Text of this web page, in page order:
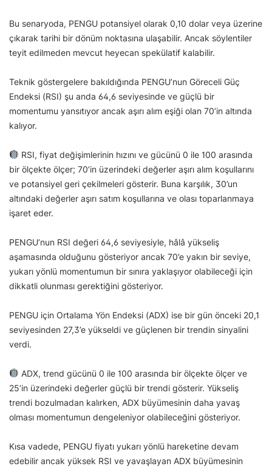
Bu senaryoda, PENGU potansiyel olarak 0,10 dolar veya üzerine
çıkarak tarihi bir dönüm noktasına ulaşabilir. Ancak söylentiler
teyit edilmeden mevcut heyecan spekülatif kalabilir.
Teknik göstergelere bakıldığında PENGU’nun Göreceli Güç
Endeksi (RSI) şu anda 64,6 seviyesinde ve güçlü bir
momentumu yansıtıyor ancak aşırı alım eşiği olan 70’in altında
kalıyor.
RSI, fiyat değişimlerinin hızını ve gücünü 0 ile 100 arasında
bir ölçekte ölçer; 70’in üzerindeki değerler aşırı alım koşullarını
ve potansiyel geri çekilmeleri gösterir. Buna karşılık, 30’un
altındaki değerler aşırı satım koşullarına ve olası toparlanmaya
işaret eder.
PENGU’nun RSI değeri 64,6 seviyesiyle, hâlâ yükseliş
aşamasında olduğunu gösteriyor ancak 70’e yakın bir seviye,
yukarı yönlü momentumun bir sınıra yaklaşıyor olabileceği için
dikkatli olunması gerektiğini gösteriyor.
PENGU için Ortalama Yön Endeksi (ADX) ise bir gün önceki 20,1
seviyesinden 27,3’e yükseldi ve güçlenen bir trendin sinyalini
verdi.
ADX, trend gücünü 0 ile 100 arasında bir ölçekte ölçer ve
25’in üzerindeki değerler güçlü bir trendi gösterir. Yükseliş
trendi bozulmadan kalırken, ADX büyümesinin daha yavaş
olması momentumun dengeleniyor olabileceğini gösteriyor.
Kısa vadede, PENGU fiyatı yukarı yönlü hareketine devam
edebilir ancak yüksek RSI ve yavaşlayan ADX büyümesinin